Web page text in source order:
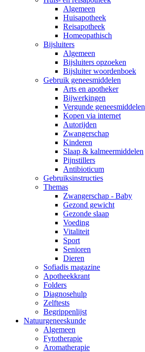
Algemeen
Huisapotheek
Reisapotheek
Homeopathisch
Bijsluiters
Algemeen
Bijsluiters opzoeken
Bijsluiter woordenboek
Gebruik geneesmiddelen
Arts en apotheker
Bijwerkingen
Vergunde geneesmiddelen
Kopen via internet
Autorijden
Zwangerschap
Kinderen
Slaap & kalmeermiddelen
Pijnstillers
Antibioticum
Gebruiksinstructies
Themas
Zwangerschap - Baby
Gezond gewicht
Gezonde slaap
Voeding
Vitaliteit
Sport
Senioren
Dieren
Sofiadis magazine
Apotheekkrant
Folders
Diagnosehulp
Zelftests
Begrippenlijst
Natuurgeneeskunde
Algemeen
Fytotherapie
Aromatherapie